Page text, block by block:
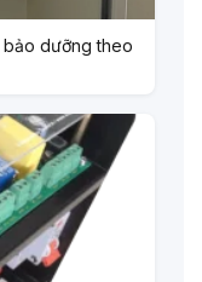
bảo dưỡng theo